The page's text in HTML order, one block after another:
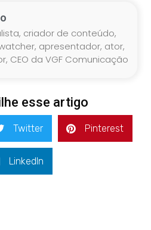
criador de conteúdo,
apresentador, ator,
CEO da VGF Comunicação
esse artigo
Twitter Pinterest
LinkedIn